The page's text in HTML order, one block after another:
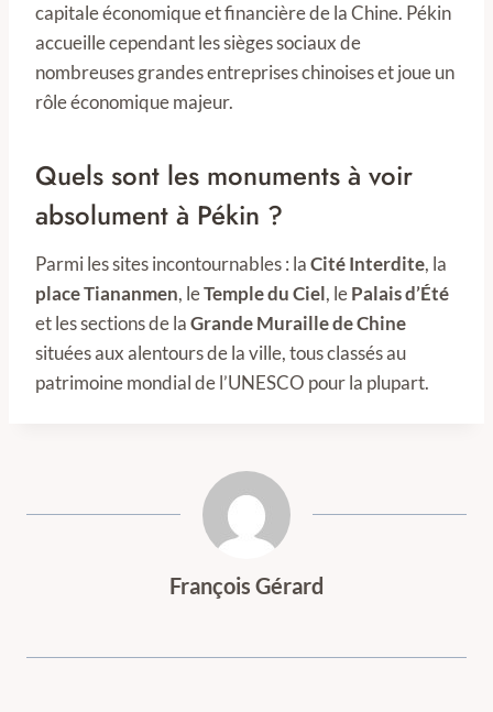
capitale économique et financière de la Chine. Pékin
accueille cependant les sièges sociaux de
nombreuses grandes entreprises chinoises et joue un
rôle économique majeur.
Quels sont les monuments à voir
absolument à Pékin ?
Parmi les sites incontournables : laCité Interdite, la
place Tiananmen, leTemple du Ciel, lePalais d’Été
et les sections de laGrande Muraille de Chine
situées aux alentours de la ville, tous classés au
patrimoine mondial de l’UNESCO pour la plupart.
François Gérard